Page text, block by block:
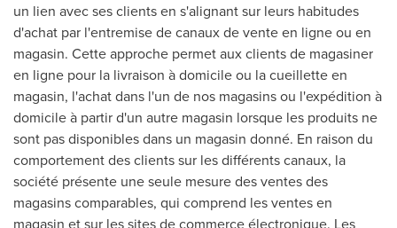
un lien avec ses clients en s'alignant sur leurs habitudes
d'achat par l'entremise de canaux de vente en ligne ou en
magasin. Cette approche permet aux clients de magasiner
en ligne pour la livraison à domicile ou la cueillette en
magasin, l'achat dans l'un de nos magasins ou l'expédition à
domicile à partir d'un autre magasin lorsque les produits ne
sont pas disponibles dans un magasin donné. En raison du
comportement des clients sur les différents canaux, la
société présente une seule mesure des ventes des
magasins comparables, qui comprend les ventes en
magasin et sur les sites de commerce électronique. Les